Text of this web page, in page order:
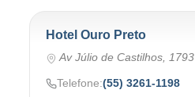
Hotel Ouro Preto
Av Júlio de Castilhos, 1793
Telefone:(55) 3261-1198